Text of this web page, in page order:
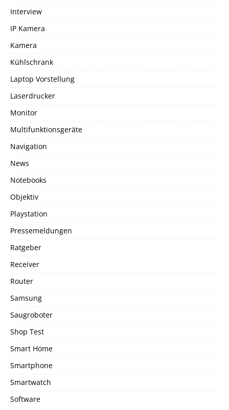
Interview
IP Kamera
Kamera
Kühlschrank
Laptop Vorstellung
Laserdrucker
Monitor
Multifunktionsgeräte
Navigation
News
Notebooks
Objektiv
Playstation
Pressemeldungen
Ratgeber
Receiver
Router
Samsung
Saugroboter
Shop Test
Smart Home
Smartphone
Smartwatch
Software